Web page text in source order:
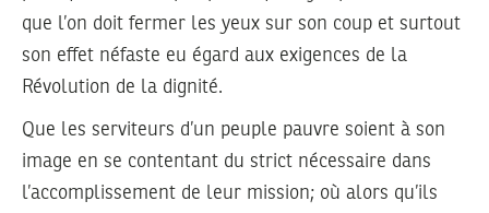
que l’on doit fermer les yeux sur son coup et surtout
son effet néfaste eu égard aux exigences de la
Révolution de la dignité.
Que les serviteurs d’un peuple pauvre soient à son
image en se contentant du strict nécessaire dans
l’accomplissement de leur mission; où alors qu’ils